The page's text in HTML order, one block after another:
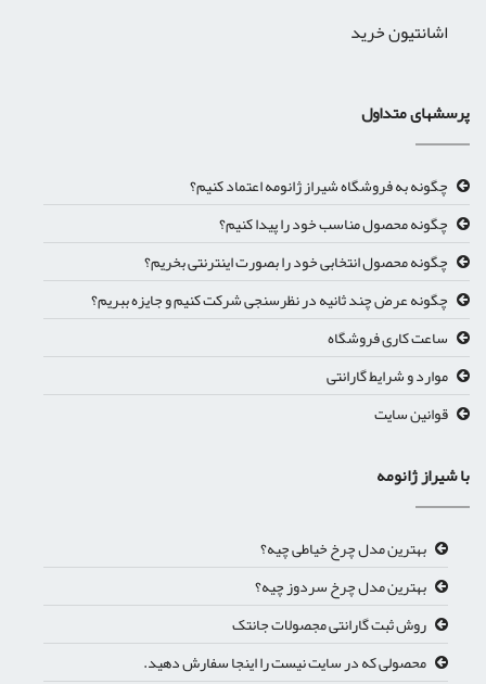
اشانتیون خرید
پرسشهای متداول
چگونه به فروشگاه شیراز ژانومه اعتماد کنیم؟
چگونه محصول مناسب خود را پیدا کنیم؟
چگونه محصول انتخابی خود را بصورت اینترنتی بخریم؟
چگونه عرض چند ثانیه در نظرسنجی شرکت کنیم و جایزه ببریم؟
ساعت کاری فروشگاه
موارد و شرایط گارانتی
قوانین سایت
با شیراز ژانومه
بهترین مدل چرخ خیاطی چیه؟
بهترین مدل چرخ سردوز چیه؟
روش ثبت گارانتی مجصولات جانتک
محصولی که در سایت نیست را اینجا سفارش دهید.